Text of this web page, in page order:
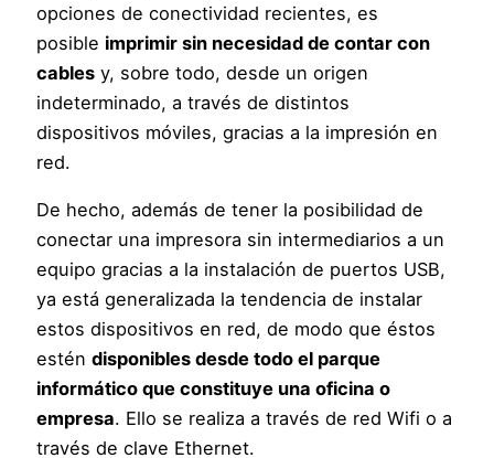
opciones de conectividad recientes, es
posible imprimir sin necesidad de contar con
cables y, sobre todo, desde un origen
indeterminado, a través de distintos
dispositivos móviles, gracias a la impresión en
red.
De hecho, además de tener la posibilidad de
conectar una impresora sin intermediarios a un
equipo gracias a la instalación de puertos USB,
ya está generalizada la tendencia de instalar
estos dispositivos en red, de modo que éstos
esténdisponibles desde todo el parque
informático que constituye una oficina o
empresa. Ello se realiza a través de red Wifi o a
través de clave Ethernet.